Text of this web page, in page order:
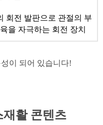
회전 발판으로 관절의 부
을 자극하는 회전 장치
이 되어 있습니다!
활 콘텐츠